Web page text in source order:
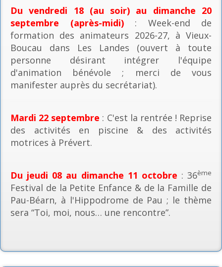
Du vendredi 18 (au soir) au dimanche 20
septembre (après-midi): Week-end de
formation des animateurs 2026-27, à Vieux-
Boucau dans Les Landes (ouvert à toute
personne désirant intégrer l'équipe
d'animation bénévole ; merci de vous
manifester auprès du secrétariat).
Mardi 22 septembre : C'est la rentrée ! Reprise
des activités en piscine & des activités
motrices à Prévert.
Du jeudi 08 au dimanche 11 octobre : 36ème
Festival de la Petite Enfance & de la Famille de
Pau-Béarn, à l'Hippodrome de Pau ; le thème
sera “Toi, moi, nous… une rencontre”.